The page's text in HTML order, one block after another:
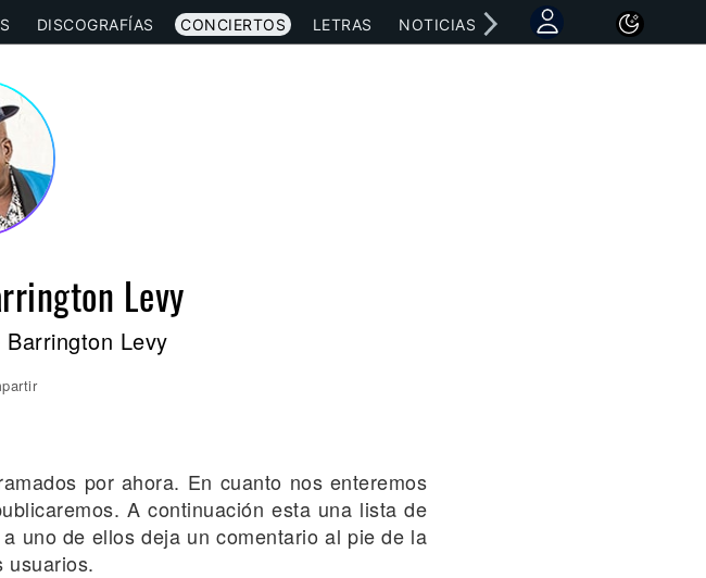
DISCOGRAFÍAS CONCIERTOS LETRAS NOTICIAS
Levy
Levy
por ahora. En cuanto nos enteremos
A continuación esta una lista de
uno de ellos deja un comentario al pie de la
usuarios.